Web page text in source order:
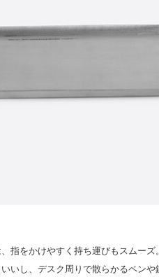
指をかけやすく持ち運びもスムーズ。
いし、デスク周りで散らかるペン